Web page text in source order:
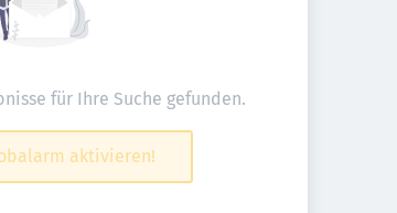
für Ihre Suche gefunden.
aktivieren!